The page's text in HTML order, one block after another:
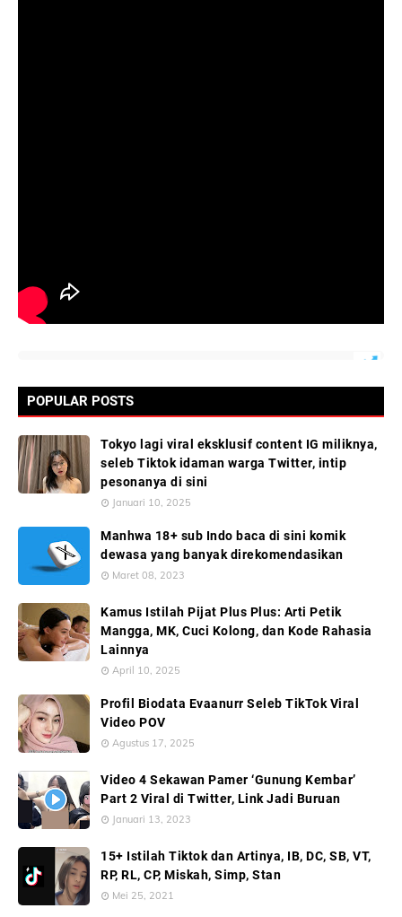
POPULAR POSTS
Tokyo lagi viral eksklusif content IG miliknya,
seleb Tiktok idaman warga Twitter, intip
pesonanya di sini
Januari 10, 2025
Manhwa 18+ sub Indo baca di sini komik
dewasa yang banyak direkomendasikan
Maret 08, 2023
Kamus Istilah Pijat Plus Plus: Arti Petik
Mangga, MK, Cuci Kolong, dan Kode Rahasia
Lainnya
April 10, 2025
Profil Biodata Evaanurr Seleb TikTok Viral
Video POV
Agustus 17, 2025
Video 4 Sekawan Pamer ‘Gunung Kembar’
Part 2 Viral di Twitter, Link Jadi Buruan
Januari 13, 2023
15+ Istilah Tiktok dan Artinya, IB, DC, SB, VT,
RP, RL, CP, Miskah, Simp, Stan
Mei 25, 2021